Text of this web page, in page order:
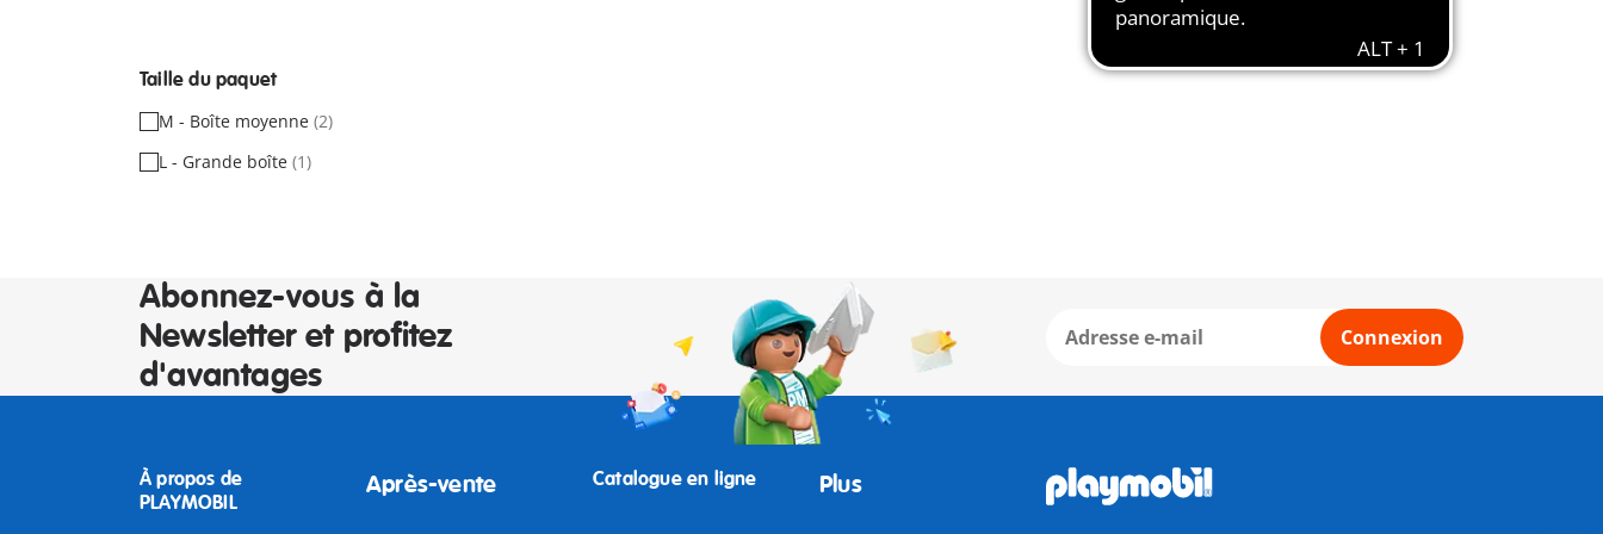
Taille du paquet
M - Boîte moyenne (2)
L - Grande boîte (1)
Abonnez-vous à la
Newsletter et profitez
d'avantages
Connexion
À propos de
PLAYMOBIL
Après-vente Catalogue en ligne Plus